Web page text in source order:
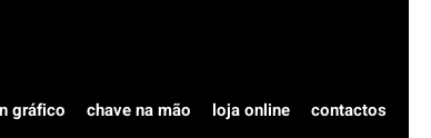
gráfico chave na mão loja online contactos